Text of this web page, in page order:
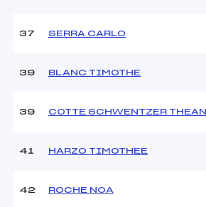
37 SERRA CARLO
39 BLANC TIMOTHE
39 COTTE SCHWENTZER THEAN
41 HARZO TIMOTHEE
42 ROCHE NOA